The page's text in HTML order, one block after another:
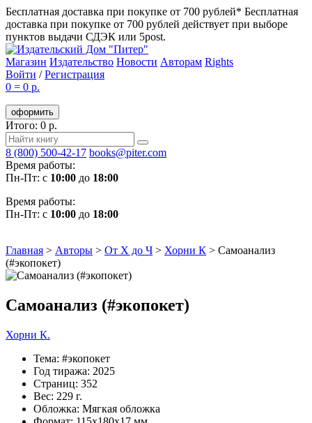
Бесплатная доставка при покупке от 700 рублей* Бесплатная
доставка при покупке от 700 рублей действует при выборе
пунктов выдачи СДЭК или 5post.
Магазин Издательство Новости Авторам Rights
Войти /Регистрация
0 = 0 р.
оформить
Итого: 0 р.
8 (800) 500-42-17 books@piter.com
Время работы:
Пн-Пт: с 10:00 до 18:00
Время работы:
Пн-Пт: с 10:00 до 18:00
Главная > Авторы > От Х до Ч > Хорни К > Самоанализ
(#экопокет)
Самоанализ (#экопокет)
Хорни К.
Тема: #экопокет
Год тиража: 2025
Страниц: 352
Вес: 229 г.
Обложка: Мягкая обложка